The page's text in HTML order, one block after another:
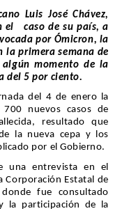
Luis José Chávez,
el caso de su país, a
por Ómicron, la
la primera semana de
momento de la
del 5 por ciento.
del 4 de enero la
nuevos casos de
resultado que
la nueva cepa y los
por el Gobierno.
una entrevista en el
Corporación Estatal de
donde fue consultado
la participación de la